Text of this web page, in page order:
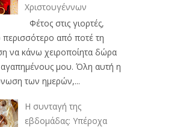
Χριστουγέννων
Φέτος στις γιορτές,
από ποτέ τη
να κάνω χειροποίητα δώρα
μου. Όλη αυτή η
των ημερών,...
Η συνταγή της
εβδομάδας: Υπέροχα